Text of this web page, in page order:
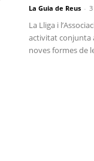
La Guia de Reus -
La Lliga i
activitat conjunta
noves formes de